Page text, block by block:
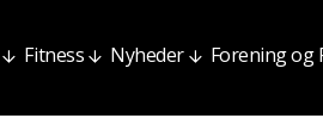
Fitness Nyheder Forening og